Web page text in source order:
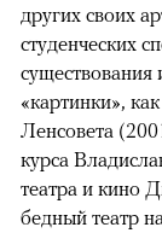
других своих
студенческих
существования
«картинки»,
Ленсовета
курса
театра и кино
бедный театр